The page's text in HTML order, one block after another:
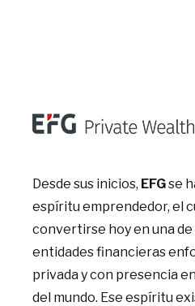
Desde sus inicios, EFGse
espíritu emprendedor, el
convertirse hoy en una
entidades financieras
privada y con presencia
del mundo. Ese espíritu